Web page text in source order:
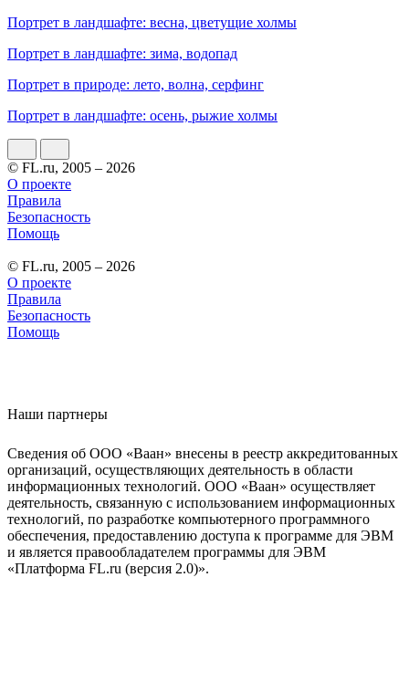
Портрет в ландшафте: весна, цветущие холмы
Портрет в ландшафте: зима, водопад
Портрет в природе: лето, волна, серфинг
Портрет в ландшафте: осень, рыжие холмы
© FL.ru, 2005 – 2026
О проекте
Правила
Безопасность
Помощь
© FL.ru, 2005 – 2026
О проекте
Правила
Безопасность
Помощь
Наши партнеры
Сведения об ООО «Ваан» внесены в реестр аккредитованных
организаций, осуществляющих деятельность в области
информационных технологий. ООО «Ваан» осуществляет
деятельность, связанную с использованием информационных
технологий, по разработке компьютерного программного
обеспечения, предоставлению доступа к программе для ЭВМ
и является правообладателем программы для ЭВМ
«Платформа FL.ru (версия 2.0)».